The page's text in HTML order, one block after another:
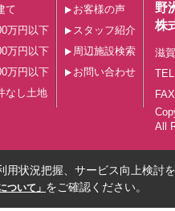
て
万円以下
万円以下
万円以下
なし土地
お客様の声
スタッフ紹介
周辺施設検索
お問い合わせ
野
株
滋
All
用状況把握、サービス向上検討
ついて」 をご確認ください。